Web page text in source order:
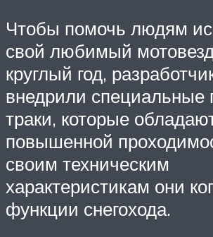
Чтобы помочь людям
свой любимый
круглый год,
внедрили специальные
траки, которые
повышенной
своим техническим
характеристикам они
функции снегохода.